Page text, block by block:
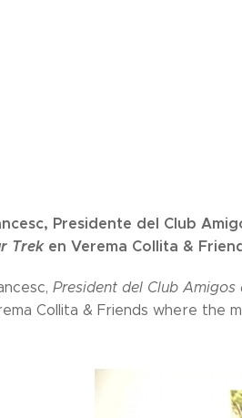
Presidente del Club
Treken Verema Collita &
President del Club
Collita & Friends where the